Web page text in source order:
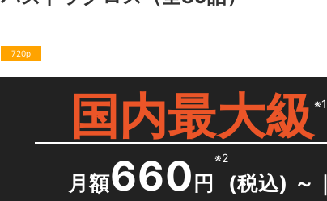
720p
国内最大級 ※1
月額660 円
※2
(税込) ～ ｜